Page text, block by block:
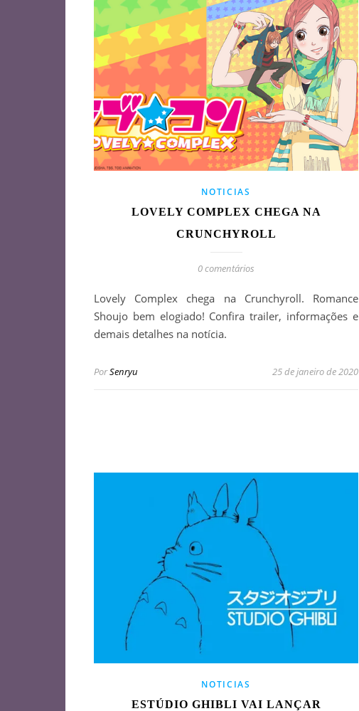
NOTICIAS
LOVELY COMPLEX CHEGA NA
CRUNCHYROLL
0 comentários
Lovely Complex chega na Crunchyroll. Romance
Shoujo bem elogiado! Confira trailer, informações e
demais detalhes na notícia.
PorSenryu 25 de janeiro de 2020
NOTICIAS
ESTÚDIO GHIBLI VAI LANÇAR